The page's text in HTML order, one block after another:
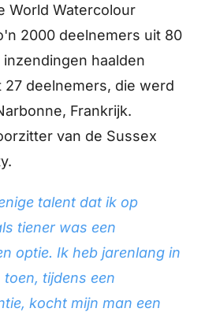
World Watercolour
2000 deelnemers uit 80
haalden
deelnemers, die werd
Frankrijk.
van de Sussex
talent dat ik op
tiener was een
optie. Ik heb jarenlang in
tijdens een
kocht mijn man een